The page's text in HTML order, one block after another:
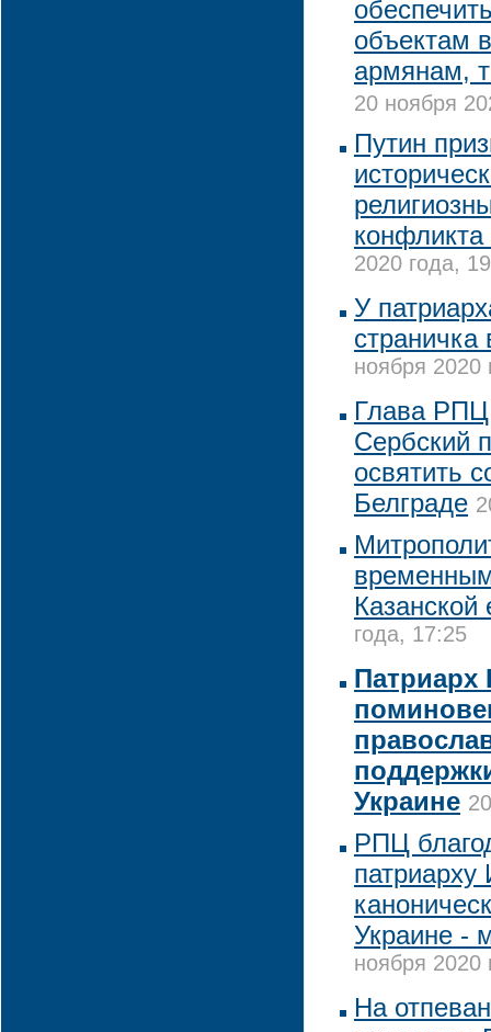
объектам
армянам,
20 ноября
Путин
2020 года,
У
страничка
ноября 2020
Глава РПЦ
Сербский
освятить
Белграде
Казанской
года, 17:25
Патриарх
Украине
РПЦ
Украине -
ноября 2020
На